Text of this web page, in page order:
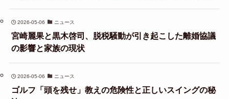
2026-05-06 ニュース
宮崎麗果と黒木啓司、脱税騒動が引き起こした離婚協議
の影響と家族の現状
2026-05-06 ニュース
ゴルフ「頭を残せ」教えの危険性と正しいスイングの秘